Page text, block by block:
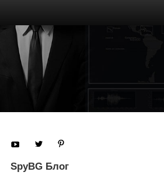
SpyBG Блог